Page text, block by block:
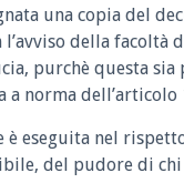
una copia del
l’avviso della facoltà
purchè questa sia
a norma dell’articolo
è eseguita nel
del pudore di chi